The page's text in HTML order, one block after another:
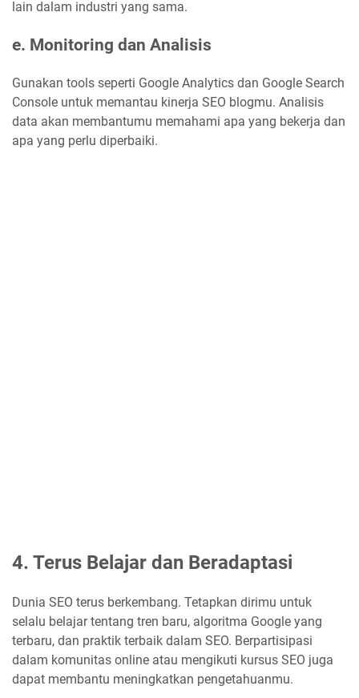
lain dalam industri yang sama.
e. Monitoring dan Analisis
Gunakan tools seperti Google Analytics dan Google Search
Console untuk memantau kinerja SEO blogmu. Analisis
data akan membantumu memahami apa yang bekerja dan
apa yang perlu diperbaiki.
4. Terus Belajar dan Beradaptasi
Dunia SEO terus berkembang. Tetapkan dirimu untuk
selalu belajar tentang tren baru, algoritma Google yang
terbaru, dan praktik terbaik dalam SEO. Berpartisipasi
dalam komunitas online atau mengikuti kursus SEO juga
dapat membantu meningkatkan pengetahuanmu.